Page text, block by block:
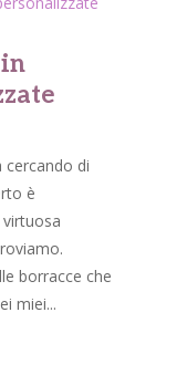
di
è
borracce che
miei...